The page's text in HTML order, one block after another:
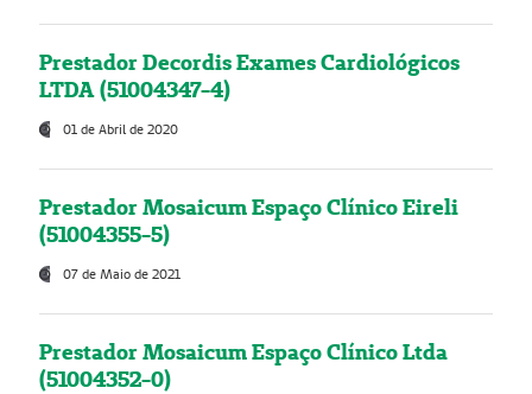
Prestador Decordis Exames Cardiológicos
LTDA (51004347-4)
01 de Abril de 2020
Prestador Mosaicum Espaço Clínico Eireli
(51004355-5)
07 de Maio de 2021
Prestador Mosaicum Espaço Clínico Ltda
(51004352-0)